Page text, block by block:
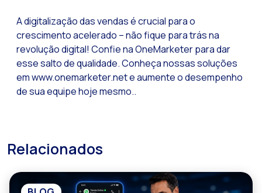
A digitalização das vendas é crucial para o
crescimento acelerado – não fique para trás na
revolução digital! Confie na OneMarketer para dar
esse salto de qualidade. Conheça nossas soluções
em www.onemarketer.net e aumente o desempenho
de sua equipe hoje mesmo..
Relacionados